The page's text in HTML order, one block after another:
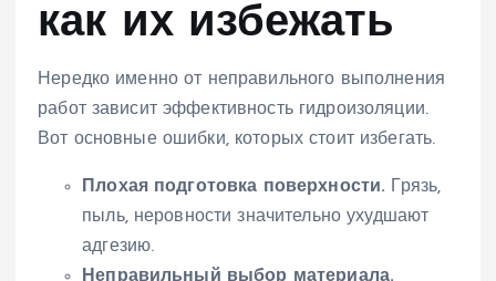
как их избежать
Нередко именно от неправильного выполнения
работ зависит эффективность гидроизоляции.
Вот основные ошибки, которых стоит избегать.
Плохая подготовка поверхности. Грязь,
пыль, неровности значительно ухудшают
адгезию.
Неправильный выбор материала.